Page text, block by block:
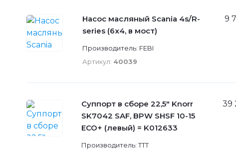
Насос масляный Scania 4s/R-
series (6х4, в мост)
Производитель: FEBI
Артикул: 40039
9
Суппорт в сборе 22,5" Knorr
SK7042 SAF, BPW SHSF 10-15
ECO+ (левый) = K012633
Производитель: TTT
39